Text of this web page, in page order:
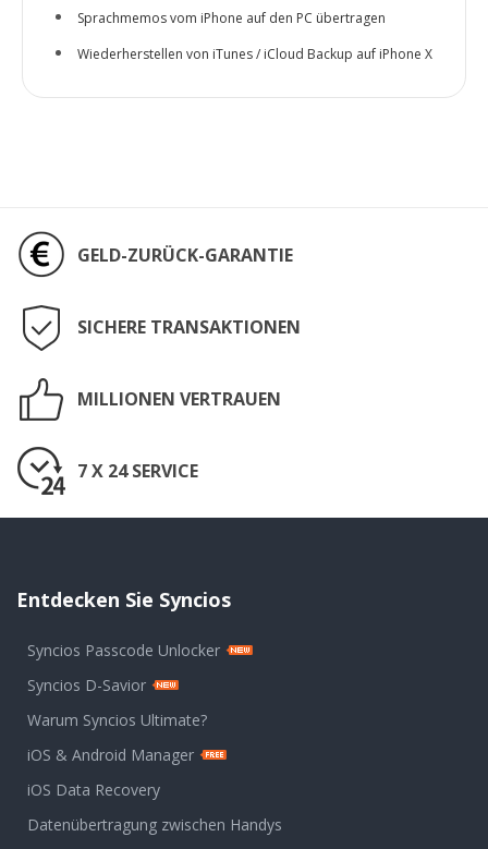
Sprachmemos vom iPhone auf den PC übertragen
Wiederherstellen von iTunes / iCloud Backup auf iPhone X
GELD-ZURÜCK-GARANTIE
SICHERE TRANSAKTIONEN
MILLIONEN VERTRAUEN
7 X 24 SERVICE
Entdecken Sie Syncios
Syncios Passcode Unlocker
Syncios D-Savior
Warum Syncios Ultimate?
iOS & Android Manager
iOS Data Recovery
Datenübertragung zwischen Handys